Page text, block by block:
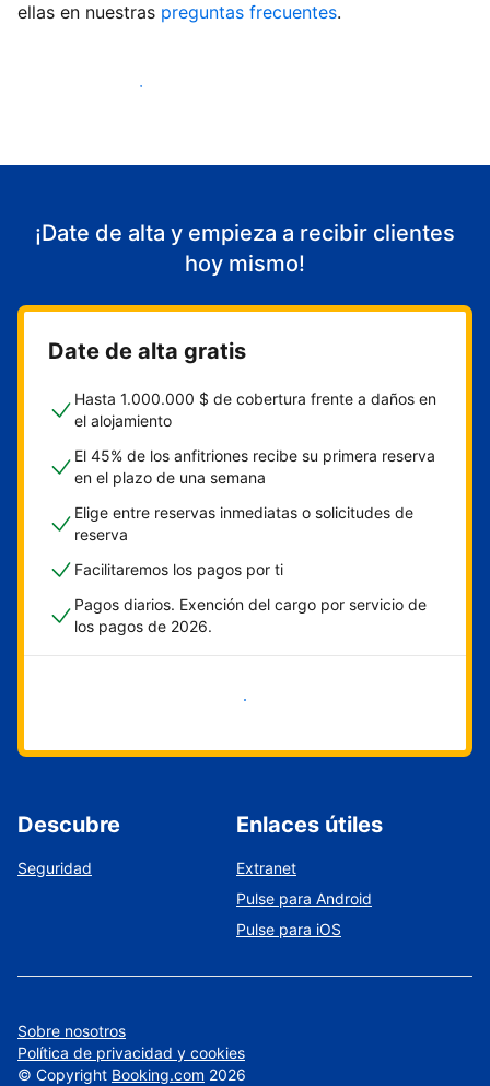
ellas en nuestras preguntas frecuentes.
Empieza a recibir clientes
¡Date de alta y empieza a recibir clientes
hoy mismo!
Date de alta gratis
Hasta 1.000.000 $ de cobertura frente a daños en
el alojamiento
El 45% de los anfitriones recibe su primera reserva
en el plazo de una semana
Elige entre reservas inmediatas o solicitudes de
reserva
Facilitaremos los pagos por ti
Pagos diarios. Exención del cargo por servicio de
los pagos de 2026.
Empieza ahora
Descubre
Seguridad
Enlaces útiles
Extranet
Pulse para Android
Pulse para iOS
Sobre nosotros
Política de privacidad y cookies
© Copyright Booking.com 2026